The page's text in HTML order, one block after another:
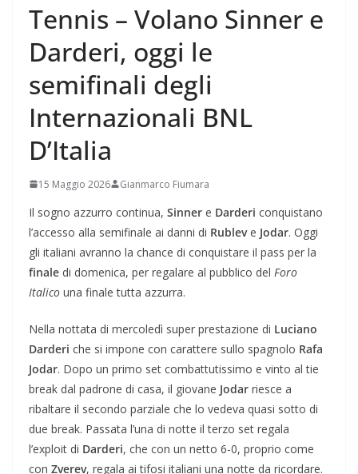
Tennis – Volano Sinner e
Darderi, oggi le
semifinali degli
Internazionali BNL
D’Italia
15 Maggio 2026 Gianmarco Fiumara
Il sogno azzurro continua, Sinner e Darderi conquistano
l’accesso alla semifinale ai danni di Rubleve Jodar. Oggi
gli italiani avranno la chance di conquistare il pass per la
finale di domenica, per regalare al pubblico del Foro
Italico una finale tutta azzurra.
Nella nottata di mercoledì super prestazione di Luciano
Darderi che si impone con carattere sullo spagnolo Rafa
Jodar. Dopo un primo set combattutissimo e vinto al tie
break dal padrone di casa, il giovane Jodar riesce a
ribaltare il secondo parziale che lo vedeva quasi sotto di
due break. Passata l’una di notte il terzo set regala
l’exploit di Darderi, che con un netto 6-0, proprio come
con Zverev, regala ai tifosi italiani una notte da ricordare.